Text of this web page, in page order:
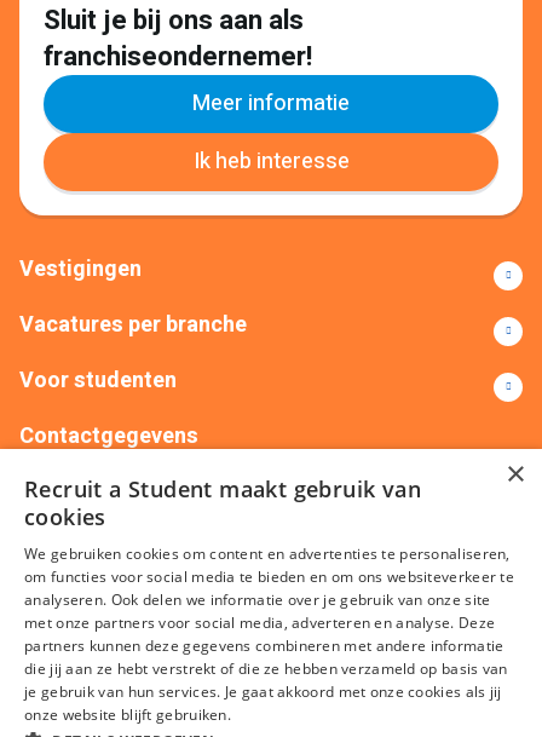
Sluit je bij ons aan als
franchiseondernemer!
Meer informatie
Ik heb interesse
Vestigingen
Vacatures per branche
Voor studenten
Contactgegevens
+31(0)88 522 00 76
info@recruitastudent.nl
Alle vestigingen
×
Recruit a Student maakt gebruik van
cookies
We gebruiken cookies om content en advertenties te personaliseren,
om functies voor social media te bieden en om ons websiteverkeer te
analyseren. Ook delen we informatie over je gebruik van onze site
met onze partners voor social media, adverteren en analyse. Deze
partners kunnen deze gegevens combineren met andere informatie
die jij aan ze hebt verstrekt of die ze hebben verzameld op basis van
je gebruik van hun services. Je gaat akkoord met onze cookies als jij
onze website blijft gebruiken.